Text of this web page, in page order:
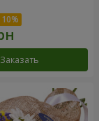
Заказать